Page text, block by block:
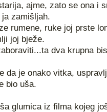
ajme, zato se ona i
zamišljah.
rumene, ruke joj prste
joj bježe.
dva krupna
da je onako vitka,
bio uša.
glumica iz filma kojeg